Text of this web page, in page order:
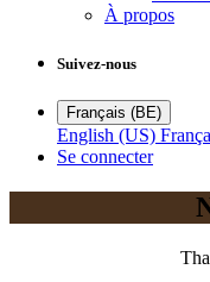
À propos
Suivez-nous
Français (BE)
English (US)
Se connecter